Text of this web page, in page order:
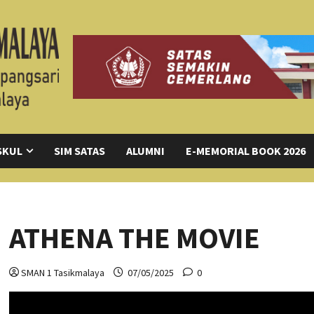
SIM SATAS ALUMNI E-MEMORIAL BOOK 2026
ATHENA THE MOVIE
SMAN 1 Tasikmalaya 07/05/2025 0